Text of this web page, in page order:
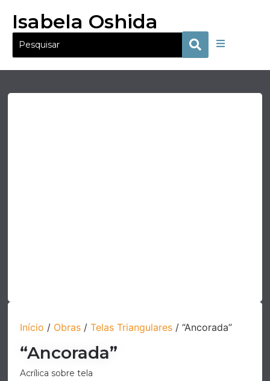
Isabela Oshida
Início / Obras /Telas Triangulares / “Ancorada”
“Ancorada”
Acrílica sobre tela